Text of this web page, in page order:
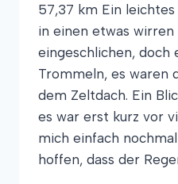
57,37 km Ein
in einen etwas wirren
eingeschlichen, doch
Trommeln, es waren
dem Zeltdach. Ein
es war erst kurz vor
mich einfach
hoffen, dass der